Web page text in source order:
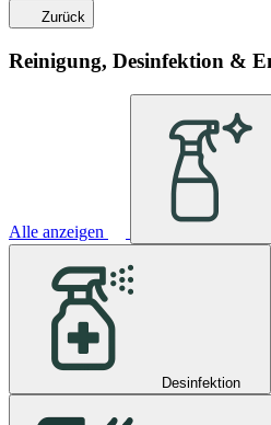
Zurück
Reinigung, Desinfektion &
Alle anzeigen
Desinfektion